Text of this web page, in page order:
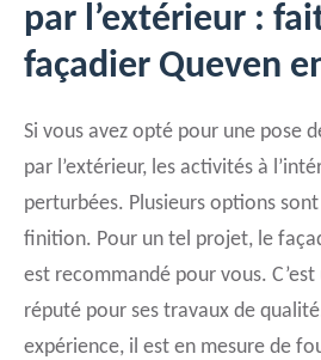
par l’extérieur :
façadier Queven
Si vous avez opté pour une pose
par l’extérieur, les activités à
perturbées. Plusieurs options
finition. Pour un tel projet, le
est recommandé pour vous.
réputé pour ses travaux de
expérience, il est en mesure de